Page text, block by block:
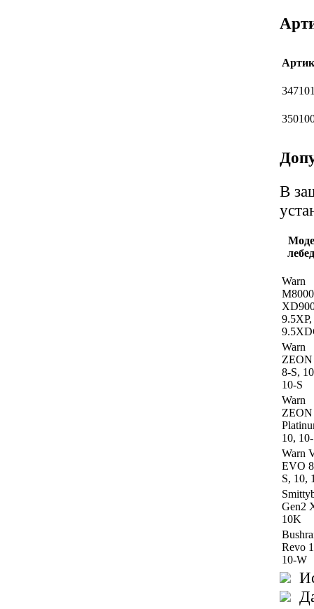
В
Warn
9.5XP,
Warn
ZEON
8-S,
10-S
Warn
ZEON
10,
Warn
EVO
S, 10,
Gen2
10K
Revo
10-W